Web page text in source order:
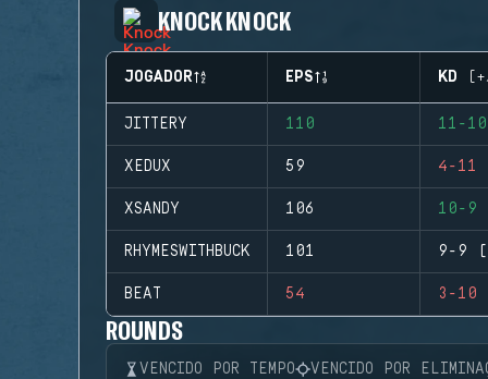
KNOCK KNOCK
JOGADOR EPS KD
JITTERY 110 11-
XEDUX 59 4-11
XSANDY 106 10-9
RHYMESWITHBUCK 101 9-9
BEAT 54 3-
ROUNDS
VENCIDO POR TEMPO VENCIDO POR